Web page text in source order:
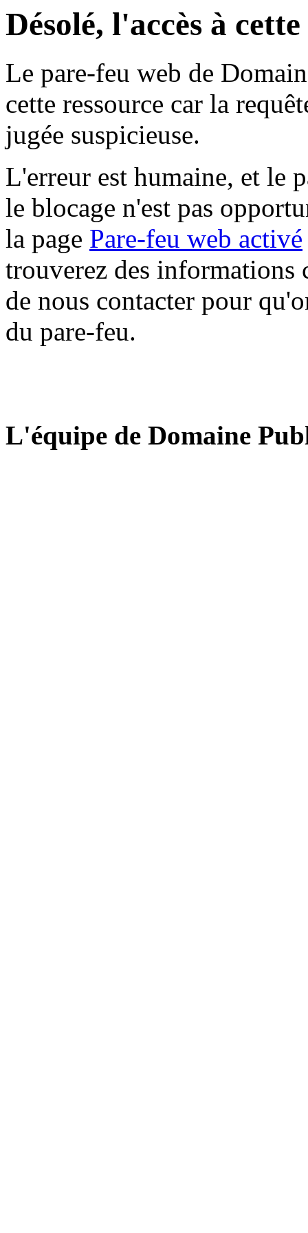
Désolé, l'accès à
Le pare-feu web de
cette ressource car la
jugée suspicieuse.
L'erreur est humaine, et le
le blocage n'est pas
la page Pare-feu web activé
trouverez des informations
de nous contacter pour
du pare-feu.
L'équipe de Domaine